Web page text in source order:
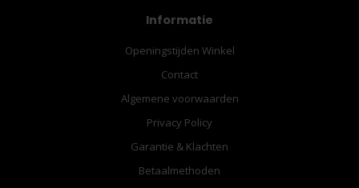
Informatie
Openingstijden Winkel
Contact
Algemene voorwaarden
Privacy Policy
Garantie & Klachten
Betaalmethoden